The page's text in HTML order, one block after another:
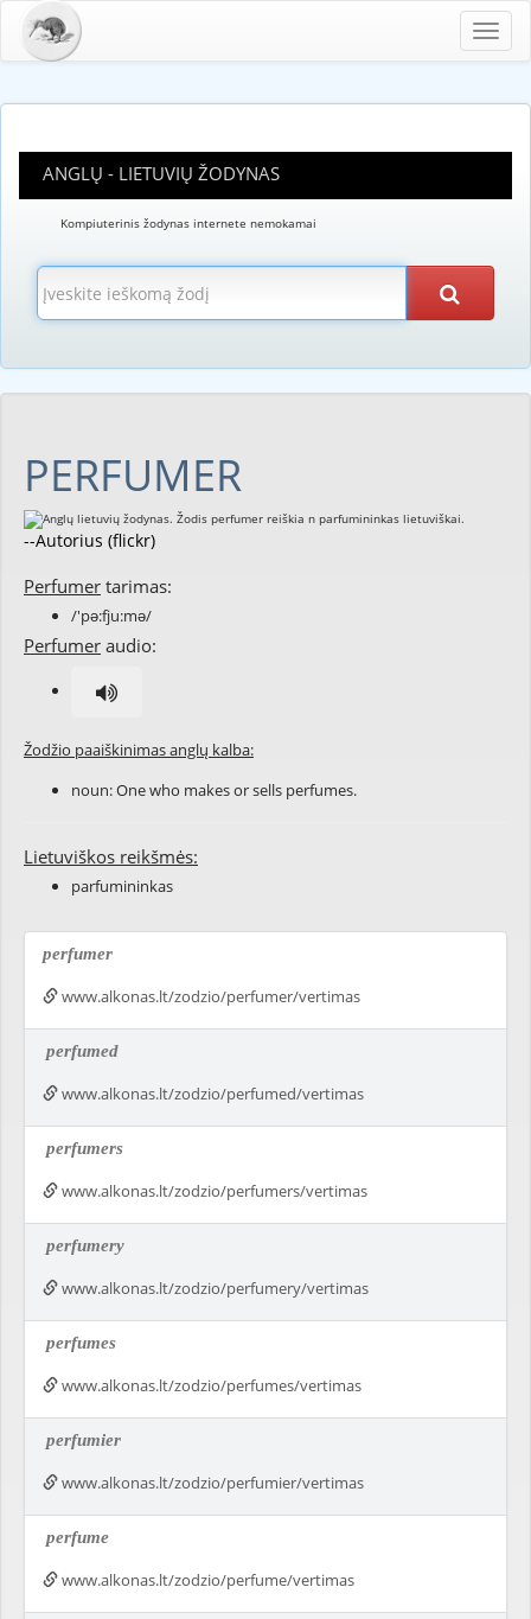
ANGLŲ - LIETUVIŲ ŽODYNAS
Kompiuterinis žodynas internete nemokamai
PERFUMER
--Autorius (flickr)
Perfumer tarimas:
/'pə:fju:mə/
Perfumer audio:
Žodžio paaiškinimas anglų kalba:
noun: One who makes or sells perfumes.
Lietuviškos reikšmės:
parfumininkas
perfumer
www.alkonas.lt/zodzio/perfumer/vertimas
perfumed
www.alkonas.lt/zodzio/perfumed/vertimas
perfumers
www.alkonas.lt/zodzio/perfumers/vertimas
perfumery
www.alkonas.lt/zodzio/perfumery/vertimas
perfumes
www.alkonas.lt/zodzio/perfumes/vertimas
perfumier
www.alkonas.lt/zodzio/perfumier/vertimas
perfume
www.alkonas.lt/zodzio/perfume/vertimas